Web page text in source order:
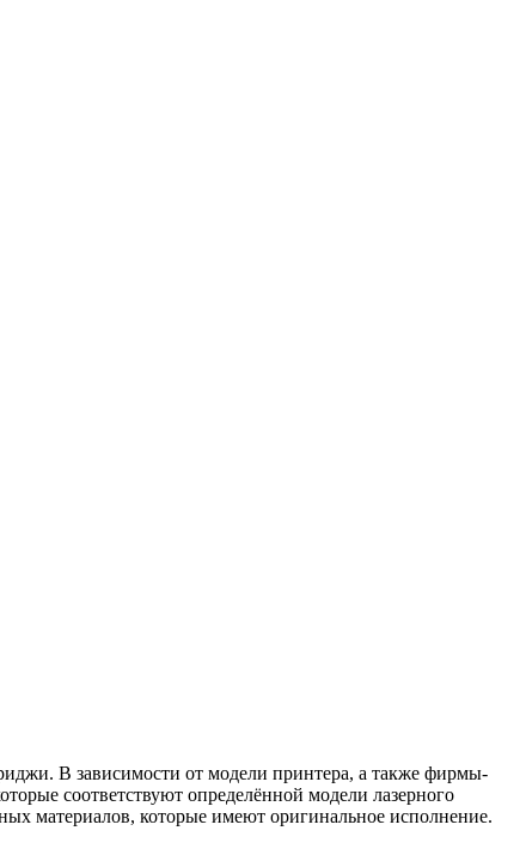
В зависимости от модели принтера, а также фирмы-
соответствуют определённой модели лазерного
материалов, которые имеют оригинальное исполнение.